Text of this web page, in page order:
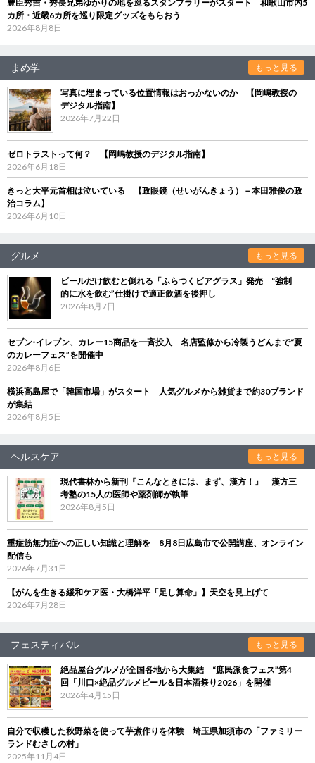
豊臣秀吉・秀長兄弟ゆかりの地を巡るスタンプラリーがスタート 和歌山市内5
カ所・近畿6カ所を巡り限定グッズをもらおう
2026年8月8日
まめ学 もっと見る
写真に埋まっている位置情報はおっかないのか 【岡嶋教授の
デジタル指南】
2026年7月22日
ゼロトラストって何？ 【岡嶋教授のデジタル指南】
2026年6月18日
きっと大平元首相は泣いている 【政眼鏡（せいがんきょう）－本田雅俊の政
治コラム】
2026年6月10日
グルメ もっと見る
ビールだけ飲むと倒れる「ふらつくビアグラス」発売 “強制
的に水を飲む”仕掛けで適正飲酒を後押し
2026年8月7日
セブン‐イレブン、カレー15商品を一斉投入 名店監修から冷製うどんまで“夏
のカレーフェス”を開催中
2026年8月6日
横浜高島屋で「韓国市場」がスタート 人気グルメから雑貨まで約30ブランド
が集結
2026年8月5日
ヘルスケア もっと見る
現代書林から新刊『こんなときには、まず、漢方！』 漢方三
考塾の15人の医師や薬剤師が執筆
2026年8月5日
重症筋無力症への正しい知識と理解を 8月8日広島市で公開講座、オンライン
配信も
2026年7月31日
【がんを生きる緩和ケア医・大橋洋平「足し算命」】天空を見上げて
2026年7月28日
フェスティバル もっと見る
絶品屋台グルメが全国各地から大集結 “庶民派食フェス”第4
回「川口×絶品グルメビール＆日本酒祭り2026」を開催
2026年4月15日
自分で収穫した秋野菜を使って芋煮作りを体験 埼玉県加須市の「ファミリー
ランドむさしの村」
2025年11月4日